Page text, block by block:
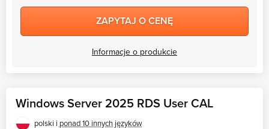
ZAPYTAJ O CENĘ
Informacje o produkcie
Windows Server 2025 RDS User CAL
polski i ponad 10 innych języków